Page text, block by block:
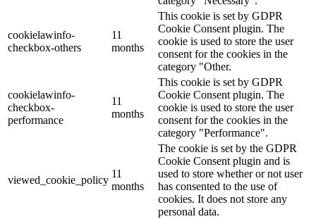
cookielawinfo-
checkbox-others
11
months
This cookie is set by GDPR
Cookie Consent plugin. The
cookie is used to store the user
consent for the cookies in the
category "Other.
cookielawinfo-
checkbox-
performance
11
months
This cookie is set by GDPR
Cookie Consent plugin. The
cookie is used to store the user
consent for the cookies in the
category "Performance".
viewed_cookie_policy
11
months
The cookie is set by the GDPR
Cookie Consent plugin and is
used to store whether or not user
has consented to the use of
cookies. It does not store any
personal data.